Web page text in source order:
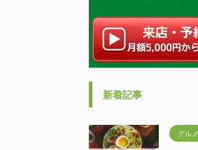
新着記事
グルメ